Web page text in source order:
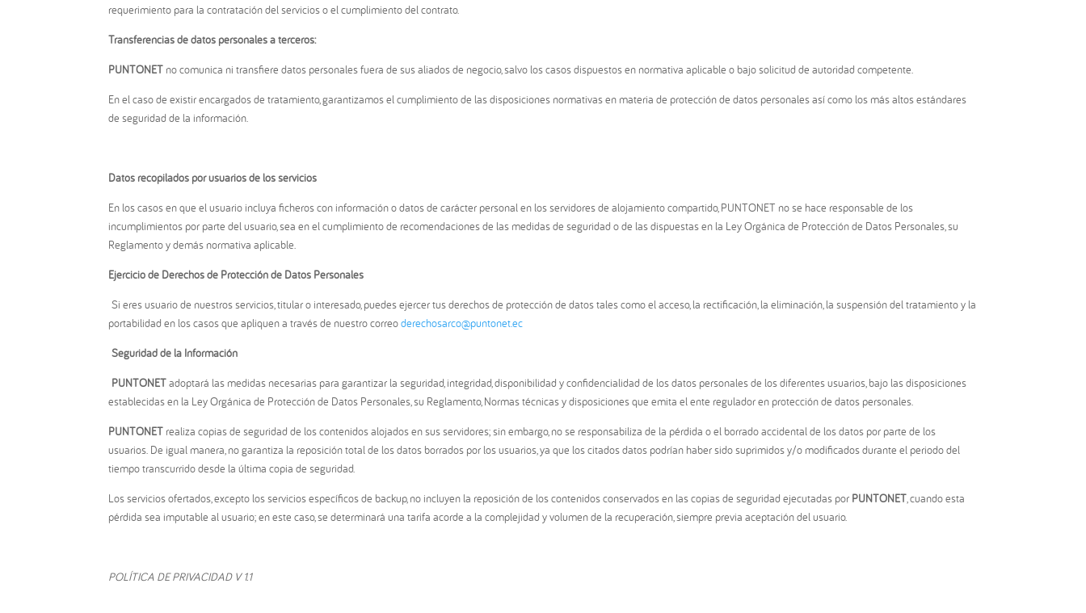
requerimiento para la contratación del servicios o el cumplimiento del contrato.
Transferencias de datos personales a terceros:
PUNTONET no comunica ni transfiere datos personales fuera de sus aliados de negocio, salvo los casos dispuestos en normativa aplicable o bajo solicitud de autoridad competente.
En el caso de existir encargados de tratamiento, garantizamos el cumplimiento de las disposiciones normativas en materia de protección de datos personales así como los más altos estándares
de seguridad de la información.
Datos recopilados por usuarios de los servicios
En los casos en que el usuario incluya ficheros con información o datos de carácter personal en los servidores de alojamiento compartido, PUNTONET no se hace responsable de los
incumplimientos por parte del usuario, sea en el cumplimiento de recomendaciones de las medidas de seguridad o de las dispuestas en la Ley Orgánica de Protección de Datos Personales, su
Reglamento y demás normativa aplicable.
Ejercicio de Derechos de Protección de Datos Personales
Si eres usuario de nuestros servicios, titular o interesado, puedes ejercer tus derechos de protección de datos tales como el acceso, la rectificación, la eliminación, la suspensión del tratamiento y la
portabilidad en los casos que apliquen a través de nuestro correoderechosarco@puntonet.ec
Seguridad de la Información
PUNTONETadoptará las medidas necesarias para garantizar la seguridad, integridad, disponibilidad y confidencialidad de los datos personales de los diferentes usuarios, bajo las disposiciones
establecidas en la Ley Orgánica de Protección de Datos Personales, su Reglamento, Normas técnicas y disposiciones que emita el ente regulador en protección de datos personales.
PUNTONET realiza copias de seguridad de los contenidos alojados en sus servidores; sin embargo, no se responsabiliza de la pérdida o el borrado accidental de los datos por parte de los
usuarios. De igual manera, no garantiza la reposición total de los datos borrados por los usuarios, ya que los citados datos podrían haber sido suprimidos y/o modificados durante el periodo del
tiempo transcurrido desde la última copia de seguridad.
Los servicios ofertados, excepto los servicios específicos de backup, no incluyen la reposición de los contenidos conservados en las copias de seguridad ejecutadas por PUNTONET, cuando esta
pérdida sea imputable al usuario; en este caso, se determinará una tarifa acorde a la complejidad y volumen de la recuperación, siempre previa aceptación del usuario.
POLÍTICA DE PRIVACIDAD V 1.1